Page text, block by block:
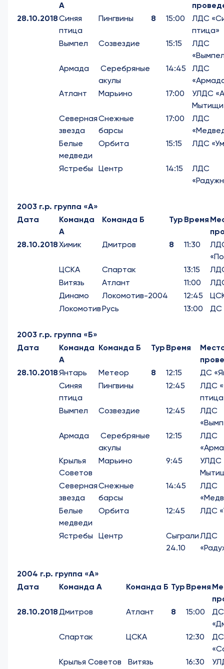
А
28.10.2018Синяя
птица
Пингвины 8 15:00
ЛДС
птица»
Вымпел
Созвездие 15:15
ЛДС
Армада
Серебряные
акулы
14:45
ЛДС
Атлант
Марьино 17:00
УЛДС
Северная
звезда
Снежные
барсы
17:00
ЛДС
Белые
медведи
Орбита 15:15 ЛДС
Ястребы Центр 14:15
ЛДС
2003 г.р. группа «А»
Дата
Команда
А
Команда Б Тур Время
28.10.2018Химик Дмитров 8 11:30
ЦСКА
Спартак 13:15
Витязь
Атлант 11:00
Динамо
Локомотив-2004 12:45
ЛокомотивРусь 13:00 ДС
2003 г.р. группа «Б»
Дата
Команда
А
Команда Б Тур Время
28.10.2018Янтарь Метеор 8 12:15
ДС
Синяя
птица
Пингвины 12:45
ЛДС
Вымпел
Созвездие 12:45
ЛДС
Армада
Серебряные
акулы
12:15
ЛДС
Крылья
Советов
Марьино 9:45
УЛДС
Северная
звезда
Снежные
барсы
14:45
ЛДС
Белые
медведи
Орбита 12:45 ЛДС
Ястребы Центр
Сыграли
24.10
ЛДС
2004 г.р. группа «А»
Дата
Команда А Команда Б Тур Время
28.10.2018Дмитров Атлант 8 15:00
ДС
Спартак
ЦСКА 12:30
ДС
Крылья Советов
Витязь 16:30